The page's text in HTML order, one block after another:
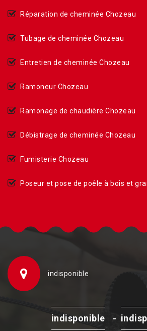
Réparation de cheminée Chozeau
Tubage de cheminée Chozeau
Entretien de cheminée Chozeau
Ramoneur Chozeau
Ramonage de chaudière Chozeau
Débistrage de cheminée Chozeau
Fumisterie Chozeau
Poseur et pose de poêle à bois et
indisponible
indisponible -